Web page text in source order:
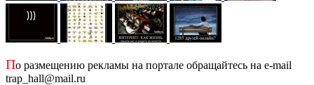
По размещению рекламы на портале обращайтесь на e-mail
trap_hall@mail.ru